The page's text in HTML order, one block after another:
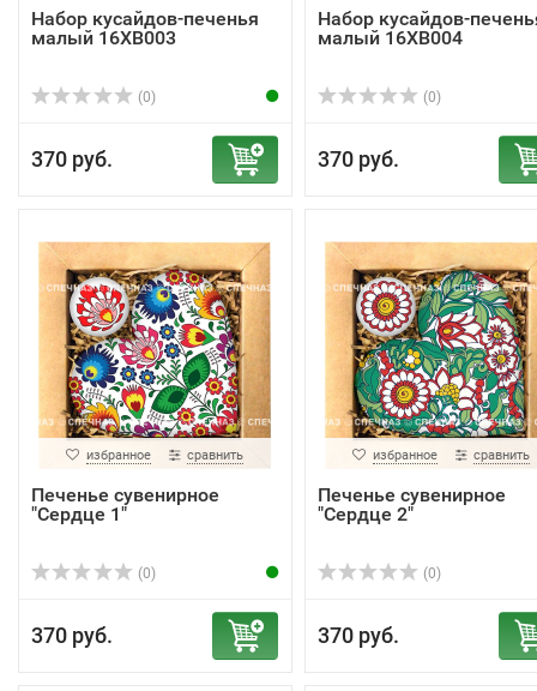
Набор кусайдов-печенья
малый 16ХВ003
(0)
370 руб.
Набор кусайдов-
малый 16ХВ004
(0)
370 руб.
избранное сравнить
Печенье сувенирное
"Сердце 1"
(0)
370 руб.
избранное сравнить
Печенье сувенирное
"Сердце 2"
(0)
370 руб.